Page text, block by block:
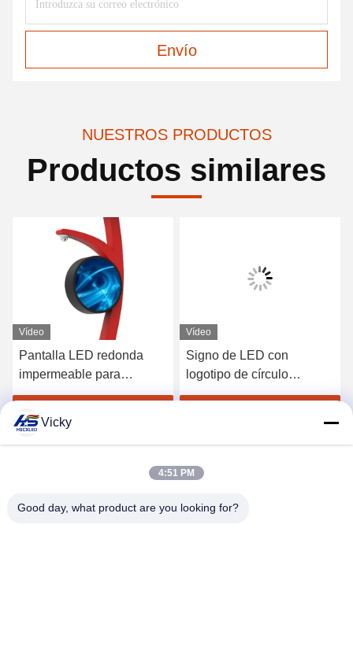
Envío
NUESTROS PRODUCTOS
Productos similares
Vídeo
Pantalla LED redonda
impermeable para
exteriores | Letrero LED
circular creativo para
cafetería
Consiga el mejor precio
Vídeo
Signo de LED con
logotipo de círculo
personalizado Logotipo
Vicky
4:51 PM
Good day, what product are you looking for?